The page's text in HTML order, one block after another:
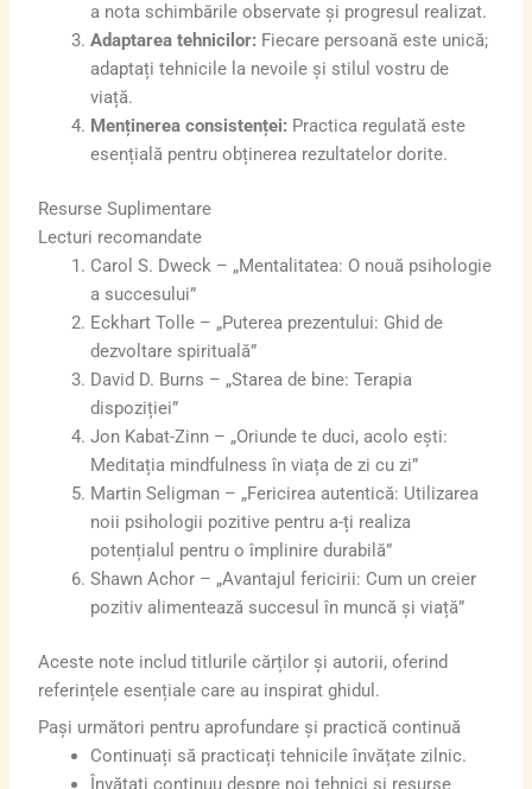
a nota schimbările observate și progresul realizat.
Adaptarea tehnicilor: Fiecare persoană este unică;
adaptați tehnicile la nevoile și stilul vostru de
viață.
Menținerea consistenței: Practica regulată este
esențială pentru obținerea rezultatelor dorite.
Resurse Suplimentare
Lecturi recomandate
Carol S. Dweck – „Mentalitatea: O nouă psihologie
a succesului”
Eckhart Tolle – „Puterea prezentului: Ghid de
dezvoltare spirituală”
David D. Burns – „Starea de bine: Terapia
dispoziției”
Jon Kabat-Zinn – „Oriunde te duci, acolo ești:
Meditația mindfulness în viața de zi cu zi”
Martin Seligman – „Fericirea autentică: Utilizarea
noii psihologii pozitive pentru a-ți realiza
potențialul pentru o împlinire durabilă”
Shawn Achor – „Avantajul fericirii: Cum un creier
pozitiv alimentează succesul în muncă și viață”
Aceste note includ titlurile cărților și autorii, oferind
referințele esențiale care au inspirat ghidul.
Pași următori pentru aprofundare și practică continuă
Continuați să practicați tehnicile învățate zilnic.
Învățați continuu despre noi tehnici și resurse